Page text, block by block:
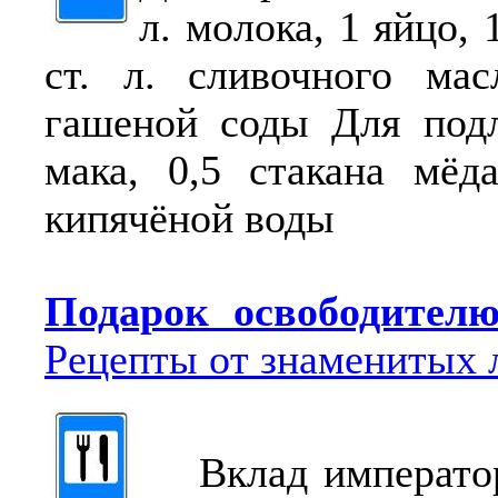
л. молока, 1 яйцо,
ст. л. сливочного
гашеной соды Для
мака, 0,5 стакана
кипячёной воды
Подарок
Рецепты от знаменитых
Вклад